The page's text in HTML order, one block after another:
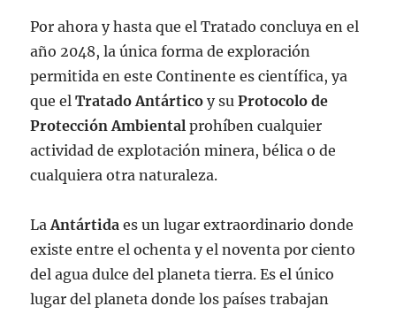
Por ahora y hasta que el Tratado concluya en el
año 2048, la única forma de exploración
permitida en este Continente es científica, ya
que elTratado Antártico y suProtocolo de
Protección Ambiental prohíben cualquier
actividad de explotación minera, bélica o de
cualquiera otra naturaleza.
LaAntártida es un lugar extraordinario donde
existe entre el ochenta y el noventa por ciento
del agua dulce del planeta tierra. Es el único
lugar del planeta donde los países trabajan